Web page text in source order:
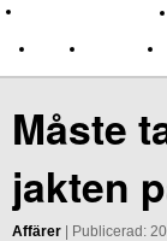
Om Idrottens Affärer
Namn Sponsring
Måste
jakten
Affärer | Publicerad: